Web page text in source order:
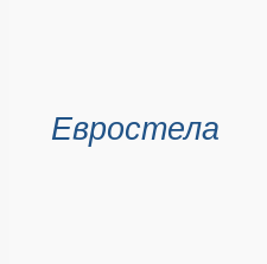
Евростела